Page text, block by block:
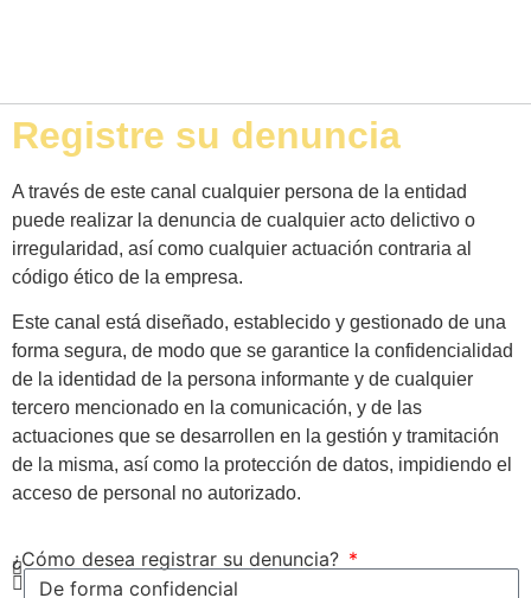
Registre su denuncia
A través de este canal cualquier persona de la entidad
puede realizar la denuncia de cualquier acto delictivo o
irregularidad, así como cualquier actuación contraria al
código ético de la empresa.
Este canal está diseñado, establecido y gestionado de una
forma segura, de modo que se garantice la confidencialidad
de la identidad de la persona informante y de cualquier
tercero mencionado en la comunicación, y de las
actuaciones que se desarrollen en la gestión y tramitación
de la misma, así como la protección de datos, impidiendo el
acceso de personal no autorizado.
¿Cómo desea registrar su denuncia?